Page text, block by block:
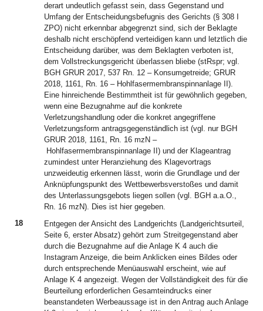
derart undeutlich gefasst sein, dass Gegenstand und
Umfang der Entscheidungsbefugnis des Gerichts (§ 308 I
ZPO) nicht erkennbar abgegrenzt sind, sich der Beklagte
deshalb nicht erschöpfend verteidigen kann und letztlich die
Entscheidung darüber, was dem Beklagten verboten ist,
dem Vollstreckungsgericht überlassen bliebe (stRspr; vgl.
BGH GRUR 2017, 537 Rn. 12 – Konsumgetreide; GRUR
2018, 1161, Rn. 16 – Hohlfasermembranspinnanlage II).
Eine hinreichende Bestimmtheit ist für gewöhnlich gegeben,
wenn eine Bezugnahme auf die konkrete
Verletzungshandlung oder die konkret angegriffene
Verletzungsform antragsgegenständlich ist (vgl. nur BGH
GRUR 2018, 1161, Rn. 16 mzN –
Hohlfasermembranspinnanlage II) und der Klageantrag
zumindest unter Heranziehung des Klagevortrags
unzweideutig erkennen lässt, worin die Grundlage und der
Anknüpfungspunkt des Wettbewerbsverstoßes und damit
des Unterlassungsgebots liegen sollen (vgl. BGH a.a.O.,
Rn. 16 mzN). Dies ist hier gegeben.
18
Entgegen der Ansicht des Landgerichts (Landgerichtsurteil,
Seite 6, erster Absatz) gehört zum Streitgegenstand aber
durch die Bezugnahme auf die Anlage K 4 auch die
Instagram Anzeige, die beim Anklicken eines Bildes oder
durch entsprechende Menüauswahl erscheint, wie auf
Anlage K 4 angezeigt. Wegen der Vollständigkeit des für die
Beurteilung erforderlichen Gesamteindrucks einer
beanstandeten Werbeaussage ist in den Antrag auch Anlage